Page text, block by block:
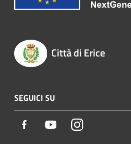
Città di Erice
SEGUICI SU
Facebook YoutubeInstagram